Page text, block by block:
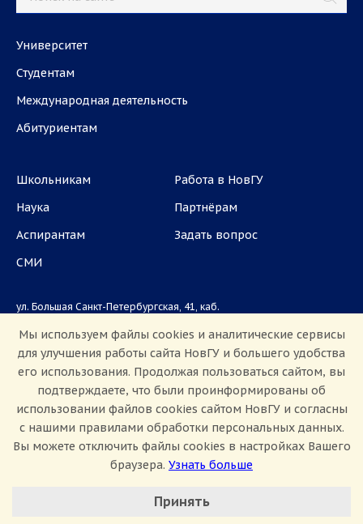
Университет
Студентам
Международная деятельность
Абитуриентам
Школьникам
Наука
Аспирантам
СМИ
Работа в НовГУ
Партнёрам
Задать вопрос
ул. Большая Санкт-Петербургская, 41, каб.
Приемная комиссия: +7(8162)33-20-44
Сведения о доходах
Мы используем файлы cookies и аналитические сервисы
для улучшения работы сайта НовГУ и большего удобства
его использования. Продолжая пользоваться сайтом, вы
подтверждаете, что были проинформированы об
использовании файлов cookies сайтом НовГУ и согласны
с нашими правилами обработки персональных данных.
Вы можете отключить файлы cookies в настройках Вашего
браузера. Узнать больше
Минимальные
Принять